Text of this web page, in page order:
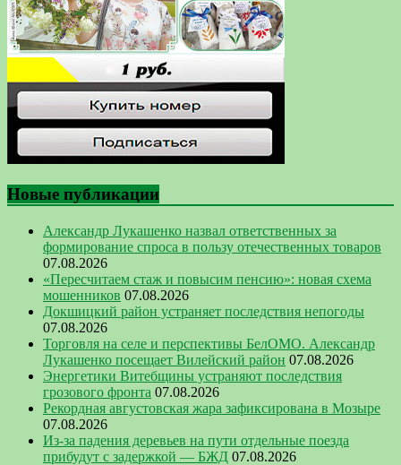
Новые публикации
Александр Лукашенко назвал ответственных за
формирование спроса в пользу отечественных товаров
07.08.2026
«Пересчитаем стаж и повысим пенсию»: новая схема
мошенников 07.08.2026
Докшицкий район устраняет последствия непогоды
07.08.2026
Торговля на селе и перспективы БелОМО. Александр
Лукашенко посещает Вилейский район 07.08.2026
Энергетики Витебщины устраняют последствия
грозового фронта 07.08.2026
Рекордная августовская жара зафиксирована в Мозыре
07.08.2026
Из-за падения деревьев на пути отдельные поезда
прибудут с задержкой — БЖД 07.08.2026